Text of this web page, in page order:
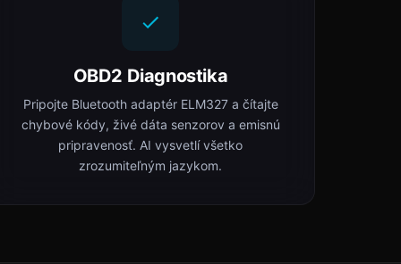
OBD2 Diagnostika
Pripojte Bluetooth adaptér ELM327 a čítajte
chybové kódy, živé dáta senzorov a emisnú
pripravenosť. AI vysvetlí všetko
zrozumiteľným jazykom.